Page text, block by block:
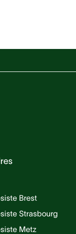
Brest
Strasbourg
Metz